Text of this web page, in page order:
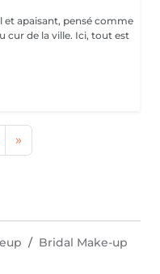
apaisant, pensé comme
cur de la ville. Ici, tout est
»
Bridal Make-up